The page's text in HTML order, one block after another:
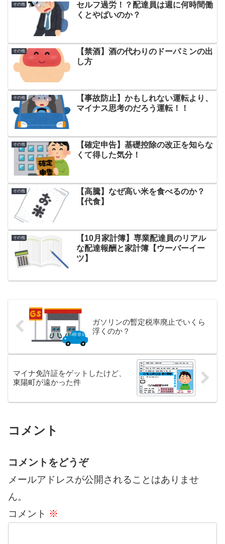
その他
セルフ過労！？配達員は週に何時間働
くとやばいのか？
その他
【禁酒】酒の代わりのドーパミンの出
し方
その他
【事故防止】かもしれない運転より、
マイナス思考のだろう運転！！
その他
【確定申告】基礎控除の改正を知らな
くて得した気分！
その他
【高騰】なぜ高い米を食べるのか？
【代食】
その他
【10月家計簿】専業配達員のリアル
な配達報酬と家計簿【ウーバーイー
ツ】
ガソリンの暫定税率廃止でいくら
浮くのか？
マイナ免許証をゲットしたけど、
東陽町が遠かった件
コメント
コメントをどうぞ
メールアドレスが公開されることはありませ
ん。
コメント ※